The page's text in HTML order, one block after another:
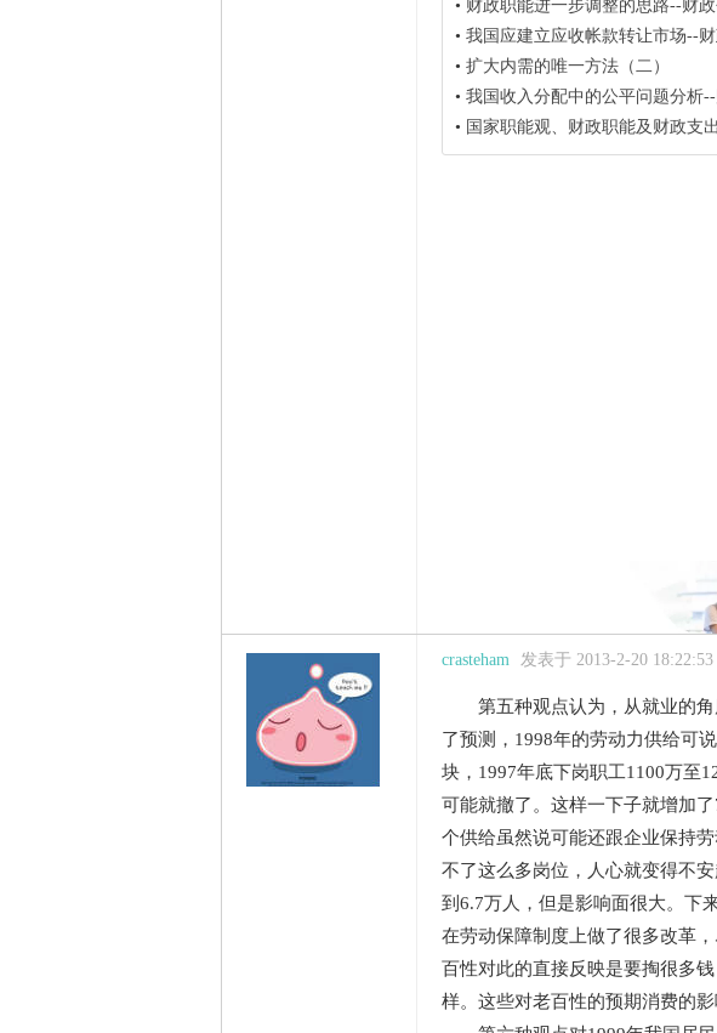
• 财政职能进一步调整的思路--财
• 我国应建立应收帐款转让市场--
• 扩大内需的唯一方法（二）
• 我国收入分配中的公平问题分析
• 国家职能观、财政职能及财政支出范
crasteham 发表于 2013-2-20 18:22:53
第五种观点认为，从就业的角
了预测，1998年的劳动力供给可
块，1997年底下岗职工1100万至
可能就撤了。这样一下子就增加
个供给虽然说可能还跟企业保持
不了这么多岗位，人心就变得不
到6.7万人，但是影响面很大。下
在劳动保障制度上做了很多改革
百性对此的直接反映是要掏很多
样。这些对老百性的预期消费的